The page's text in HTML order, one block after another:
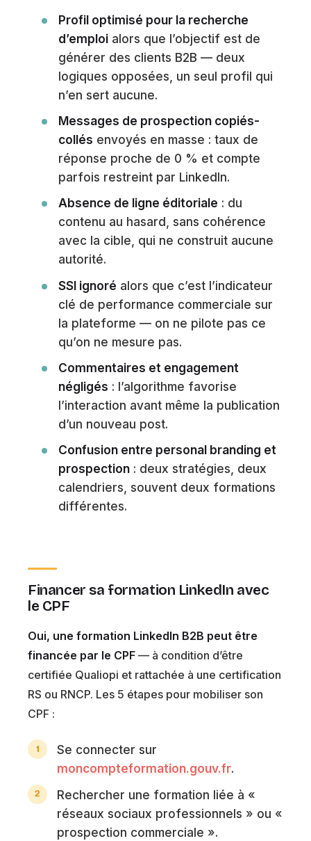
Profil optimisé pour la recherche
d’emploi alors que l’objectif est de
générer des clients B2B — deux
logiques opposées, un seul profil qui
n’en sert aucune.
Messages de prospection copiés-
collés envoyés en masse : taux de
réponse proche de 0 % et compte
parfois restreint par LinkedIn.
Absence de ligne éditoriale : du
contenu au hasard, sans cohérence
avec la cible, qui ne construit aucune
autorité.
SSI ignoré alors que c’est l’indicateur
clé de performance commerciale sur
la plateforme — on ne pilote pas ce
qu’on ne mesure pas.
Commentaires et engagement
négligés : l’algorithme favorise
l’interaction avant même la publication
d’un nouveau post.
Confusion entre personal branding et
prospection : deux stratégies, deux
calendriers, souvent deux formations
différentes.
Financer sa formation LinkedIn avec
le CPF
Oui, une formation LinkedIn B2B peut être
financée par le CPF — à condition d’être
certifiée Qualiopi et rattachée à une certification
RS ou RNCP. Les 5 étapes pour mobiliser son
CPF :
Se connecter sur
moncompteformation.gouv.fr.
Rechercher une formation liée à «
réseaux sociaux professionnels » ou «
prospection commerciale ».